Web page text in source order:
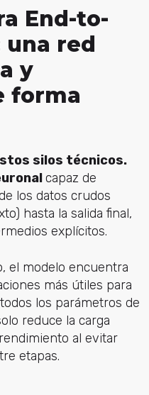
End-to-
una red
y
forma
silos técnicos.
capaz de
los datos crudos
hasta la salida final,
explícitos.
el modelo encuentra
más útiles para
los parámetros de
reduce la carga
al evitar
etapas.